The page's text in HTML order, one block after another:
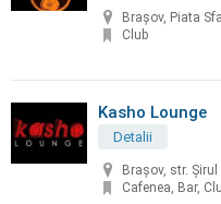
Brașov, Piata
Club
Kasho Lounge
Detalii
Brașov, str.
Cafenea, Bar,